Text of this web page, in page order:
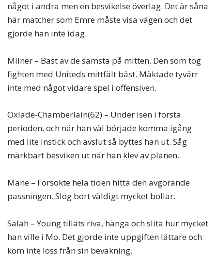
något i andra men en besvikelse överlag. Det är såna
här matcher som Emre måste visa vägen och det
gjorde han inte idag.
Milner – Bäst av de sämsta på mitten. Den som tog
fighten med Uniteds mittfält bäst. Mäktade tyvärr
inte med något vidare spel i offensiven.
Oxlade-Chamberlain(62) – Under isen i första
perioden, och när han väl började komma igång
med lite instick och avslut så byttes han ut. Såg
märkbart besviken ut när han klev av planen.
Mane – Försökte hela tiden hitta den avgörande
passningen. Slog bort väldigt mycket bollar.
Salah – Young tilläts riva, hänga och slita hur mycket
han ville i Mo. Det gjorde inte uppgiften lättare och
kom inte loss från sin bevakning.